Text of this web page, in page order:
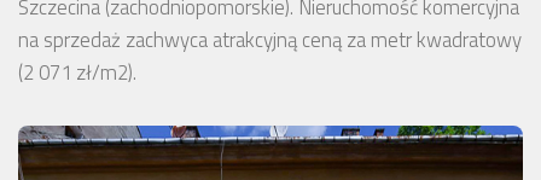
Szczecina (zachodniopomorskie). Nieruchomość komercyjna
na sprzedaż zachwyca atrakcyjną ceną za metr kwadratowy
(2 071 zł/m2).